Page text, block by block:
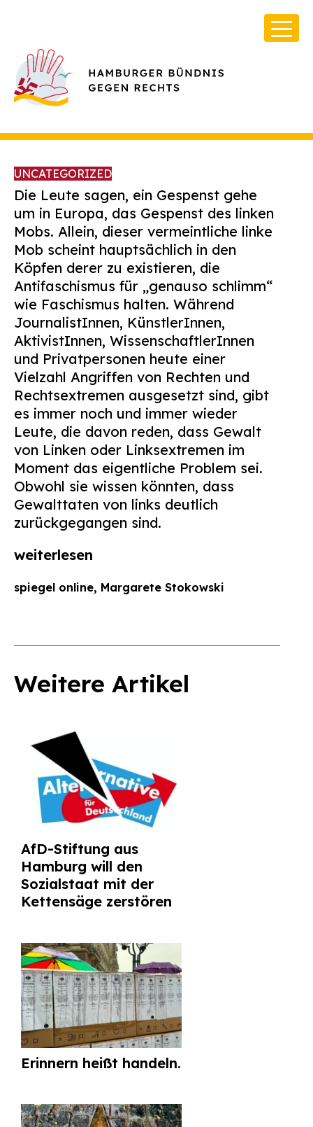
Über Uns
Infos & Broschüren
Archiv
Kontakt
Suchen
nach:
UNCATEGORIZED
Die Leute sagen, ein Gespenst gehe
um in Europa, das Gespenst des linken
Mobs. Allein, dieser vermeintliche linke
Mob scheint hauptsächlich in den
Köpfen derer zu existieren, die
Antifaschismus für „genauso schlimm“
wie Faschismus halten. Während
JournalistInnen, KünstlerInnen,
AktivistInnen, WissenschaftlerInnen
und Privatpersonen heute einer
Vielzahl Angriffen von Rechten und
Rechtsextremen ausgesetzt sind, gibt
es immer noch und immer wieder
Leute, die davon reden, dass Gewalt
von Linken oder Linksextremen im
Moment das eigentliche Problem sei.
Obwohl sie wissen könnten, dass
Gewalttaten von links deutlich
zurückgegangen sind.
weiterlesen
spiegel online, Margarete Stokowski
Weitere Artikel
AfD-Stiftung aus
Hamburg will den
Sozialstaat mit der
Kettensäge zerstören
Erinnern heißt handeln.